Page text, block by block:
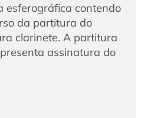
esferográfica contendo
da partitura do
clarinete. A partitura
assinatura do